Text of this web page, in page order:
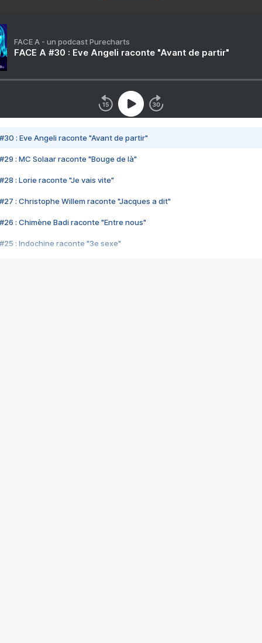
FACE A - un podcast Purecharts
FACE A #30 : Eve Angeli raconte "Avant de partir"
#30 : Eve Angeli raconte "Avant de partir"
#29 : MC Solaar raconte "Bouge de là"
#28 : Lorie raconte "Je vais vite"
#27 : Christophe Willem raconte "Jacques a dit"
#26 : Chimène Badi raconte "Entre nous"
#25 : Indochine raconte "3e sexe"